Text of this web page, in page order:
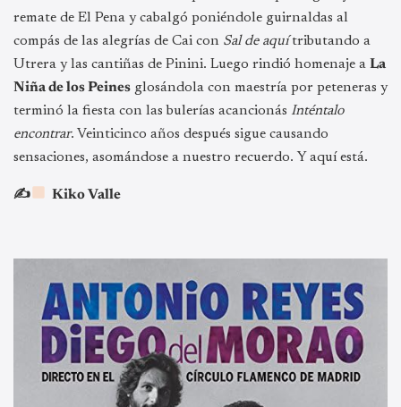
remate de El Pena y cabalgó poniéndole guirnaldas al
compás de las alegrías de Cai con Sal de aquítributando a
Utrera y las cantiñas de Pinini. Luego rindió homenaje a La
Niña de los Peines glosándola con maestría por peteneras y
terminó la fiesta con las bulerías acancionás Inténtalo
encontrar. Veinticinco años después sigue causando
sensaciones, asomándose a nuestro recuerdo. Y aquí está.
✍ Kiko Valle